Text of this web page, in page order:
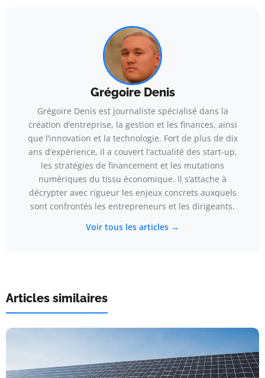
Grégoire Denis
Grégoire Denis est journaliste spécialisé dans la
création d’entreprise, la gestion et les finances, ainsi
que l’innovation et la technologie. Fort de plus de dix
ans d’expérience, il a couvert l’actualité des start-up,
les stratégies de financement et les mutations
numériques du tissu économique. Il s’attache à
décrypter avec rigueur les enjeux concrets auxquels
sont confrontés les entrepreneurs et les dirigeants.
Voir tous les articles →
Articles similaires